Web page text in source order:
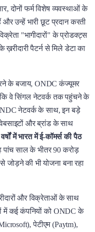
दोनों फर्म विशेष व्यवस्थाओं के
और उन्हें भारी छूट प्रदान करती
"भागीदारों" के प्रोडक्ट्स
पैटर्न से मिले डेटा का
के बजाय, ONDC कंज्यूमर
वे सिंगल नेटवर्क तक पहुंचने के
नेटवर्क के साथ, इन बड़े
और ब्रांड के साथ
में भारत में ई-कॉमर्स की पैठ
पांच साल के भीतर 90 करोड़
जोड़ने की भी योजना बना रहा
और विक्रेताओं के साथ
में कई कंपनियों को ONDC के
पेटीएम (Paytm),